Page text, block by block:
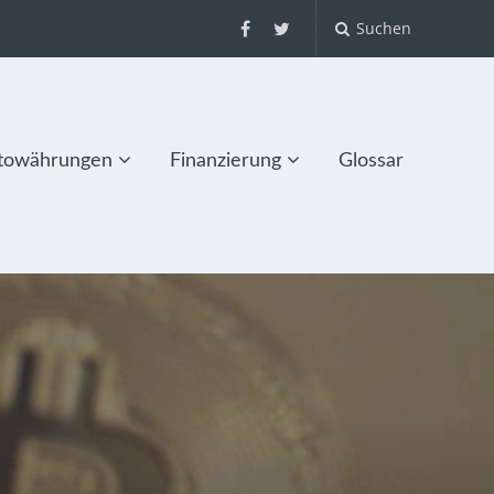
Suchen
Finanzierung Glossar